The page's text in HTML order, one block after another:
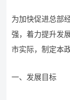
为加快促进总部
强，着力提升发
市实际，制定本政
一、发展目标